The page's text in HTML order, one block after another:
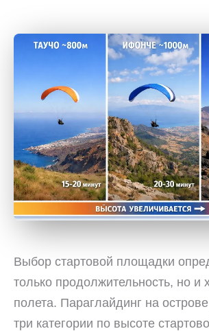
Выбор стартовой площадки
только продолжительность, но и
полета. Параглайдинг на
три категории по высоте